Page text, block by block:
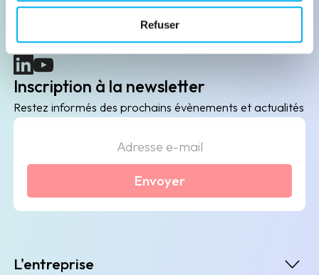
Refuser
B2B de data marketing, gestion des risques
client/fournisseur et conformité.
(nouvelle fenêtre)
(nouvelle fenêtre)
Inscription à la newsletter
Restez informés des prochains évènements et actualités
Envoyer
L'entreprise